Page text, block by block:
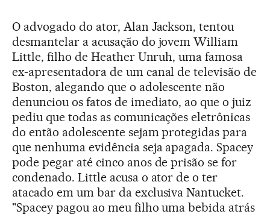
O advogado do ator, Alan Jackson, tentou
desmantelar a acusação do jovem William
Little, filho de Heather Unruh, uma famosa
ex-apresentadora de um canal de televisão de
Boston, alegando que o adolescente não
denunciou os fatos de imediato, ao que o juiz
pediu que todas as comunicações eletrônicas
do então adolescente sejam protegidas para
que nenhuma evidência seja apagada. Spacey
pode pegar até cinco anos de prisão se for
condenado. Little acusa o ator de o ter
atacado em um bar da exclusiva Nantucket.
"Spacey pagou ao meu filho uma bebida atrás